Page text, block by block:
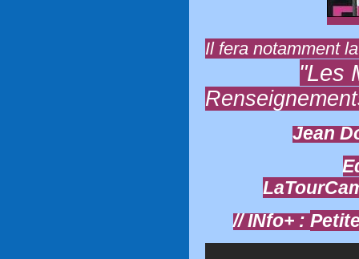
Il fera notamment
"Les
Jean
// INfo+ :